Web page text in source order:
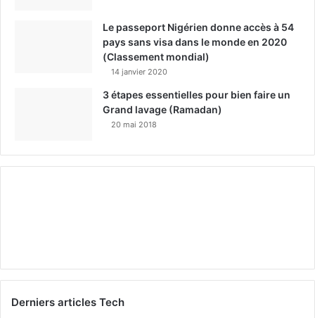
Le passeport Nigérien donne accès à 54
pays sans visa dans le monde en 2020
(Classement mondial)
14 janvier 2020
3 étapes essentielles pour bien faire un
Grand lavage (Ramadan)
20 mai 2018
Derniers articles Tech